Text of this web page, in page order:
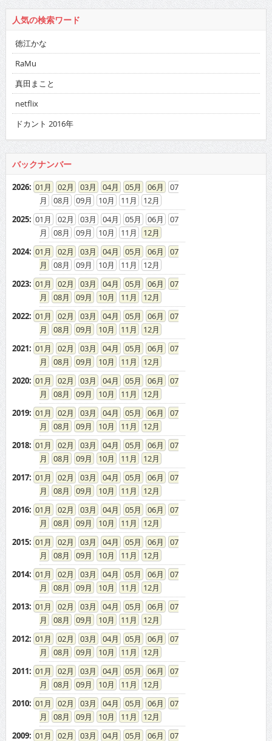
人気の検索ワード
徳江かな
RaMu
真田まこと
netflix
ドカント 2016年
バックナンバー
2026: 01 02 03 04 05 06
07
08
09 10 11
12
2025: 01 02 03 04 05 06
07
08
09 10 11
12
2024: 01 02 03 04 05 06
07
08
09 10 11
12
2023: 01 02 03 04 05 06
07
08
09 10 11
12
2022: 01 02 03 04 05 06
07
08
09 10 11
12
2021: 01 02 03 04 05 06
07
08
09 10 11
12
2020: 01 02 03 04 05 06
07
08
09 10 11
12
2019: 01 02 03 04 05 06
07
08
09 10 11
12
2018: 01 02 03 04 05 06
07
08
09 10 11
12
2017: 01 02 03 04 05 06
07
08
09 10 11
12
2016: 01 02 03 04 05 06
07
08
09 10 11
12
2015: 01 02 03 04 05 06
07
08
09 10 11
12
2014: 01 02 03 04 05 06
07
08
09 10 11
12
2013: 01 02 03 04 05 06
07
08
09 10 11
12
2012: 01 02 03 04 05 06
07
08
09 10 11
12
2011: 01 02 03 04 05 06
07
08
09 10 11
12
2010: 01 02 03 04 05 06
07
08
09 10 11
12
2009: 01 02 03 04 05 06
07